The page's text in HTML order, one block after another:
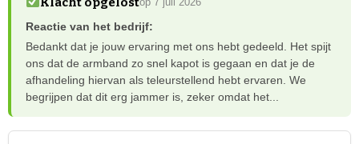
Reactie van het bedrijf:
Bedankt dat je jouw ervaring met ons hebt gedeeld. Het spijt
ons dat de armband zo snel kapot is gegaan en dat je de
afhandeling hiervan als teleurstellend hebt ervaren. We
begrijpen dat dit erg jammer is, zeker omdat het...